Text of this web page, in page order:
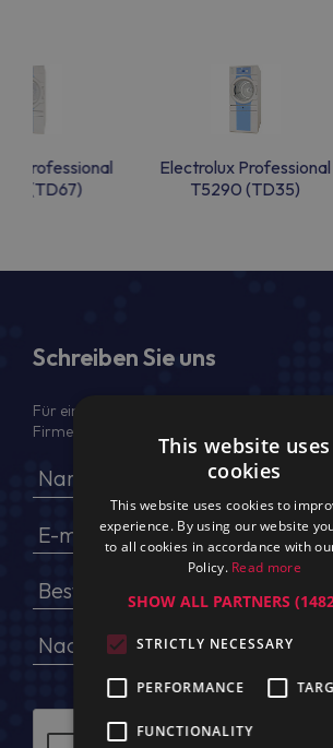
Professional
(TD67)
Electrolux Professional
T5290 (TD35)
Schreiben Sie uns
Für ein Angebot geben Sie bitte Ihren voller
Firmendaten, USt.-IdNr. und Lieferadresse an
This website uses
cookies
This website uses cookies to
experience. By using our website
to all cookies in accordance with
Policy. Read more
SHOW ALL PARTNERS
STRICTLY NECESSARY
PERFORMANCE
FUNCTIONALITY